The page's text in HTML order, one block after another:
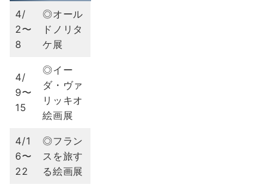
4/
2〜
8
◎オール
ドノリタ
ケ展
4/
9〜
15
◎イー
ダ・ヴァ
リッキオ
絵画展
4/1
6〜
22
◎フラン
スを旅す
る絵画展